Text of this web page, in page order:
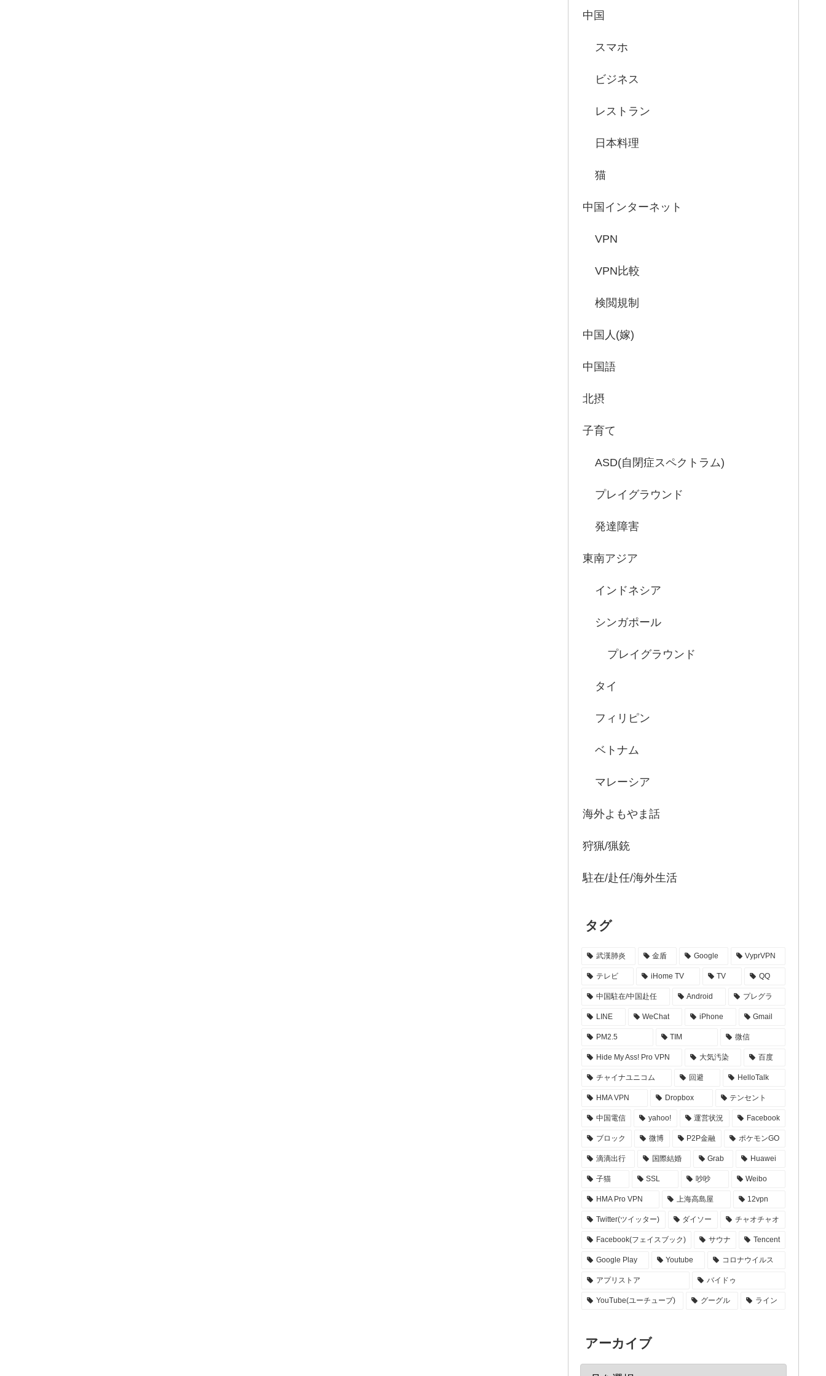
中国
スマホ
ビジネス
レストラン
日本料理
猫
中国インターネット
VPN
VPN比較
検閲規制
中国人(嫁)
中国語
北摂
子育て
ASD(自閉症スペクトラム)
プレイグラウンド
発達障害
東南アジア
インドネシア
シンガポール
プレイグラウンド
タイ
フィリピン
ベトナム
マレーシア
海外よもやま話
狩猟/猟銃
駐在/赴任/海外生活
タグ
武漢肺炎 金盾 Google VyprVPN
テレビ iHome TV TV QQ
中国駐在/中国赴任 Android プレグラ
LINE WeChat iPhone Gmail
PM2.5 TIM 微信
Hide My Ass! Pro VPN 大気汚染 百度
チャイナユニコム 回避 HelloTalk
HMA VPN Dropbox テンセント
中国電信 yahoo! 運営状況 Facebook
ブロック 微博 P2P金融 ポケモンGO
滴滴出行 国際結婚 Grab Huawei
子猫 SSL 吵吵 Weibo
HMA Pro VPN 上海高島屋 12vpn
Twitter(ツイッター) ダイソー チャオチャオ
Facebook(フェイスブック) サウナ Tencent
Google Play Youtube コロナウイルス
アプリストア バイドゥ
YouTube(ユーチューブ) グーグル ライン
アーカイブ